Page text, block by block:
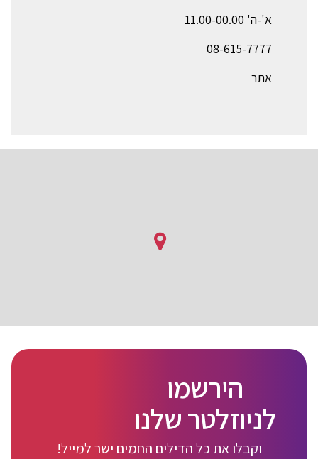
א'-ה' 11.00-00.00
08-615-7777
אתר
הירשמו
לניוזלטר שלנו
וקבלו את כל הדילים החמים ישר למייל!